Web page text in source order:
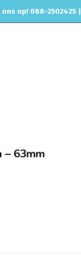
op! 088-2502425 |
63mm